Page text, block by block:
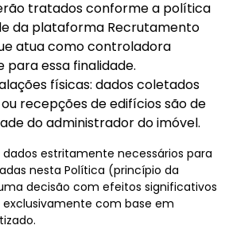
tratados conforme a política
da plataforma Recrutamento
atua como controladora
para essa finalidade.
físicas: dados coletados
recepções de edifícios são de
do administrador do imóvel.
estritamente necessários para
nesta Política (princípio da
decisão com efeitos significativos
com base em